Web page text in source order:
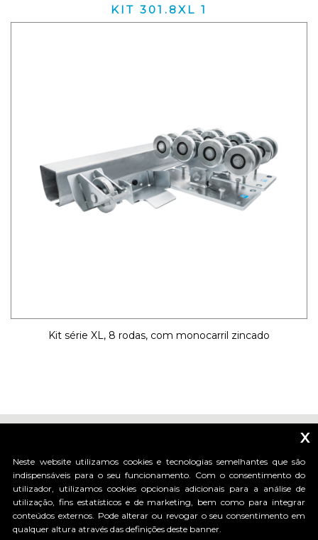
KIT 301.8XL 1
Kit série XL, 8 rodas, com monocarril zincado
_____________________________
x
Neste website utilizamos cookies e tecnologias semelhantes que são
indispensáveis para o seu funcionamento. Com o consentimento do
utilizador, utilizamos cookies opcionais adicionais para a análise de
utilização, fins estatísticos e de marketing, bem como para integrar
conteúdos externos. Pode alterar ou revogar o seu consentimento em
qualquer altura através das definições deste banner.